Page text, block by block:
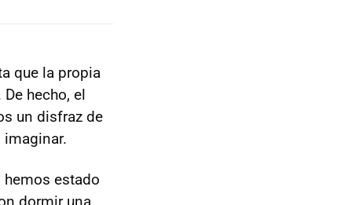
que la propia
hecho, el
un disfraz de
estado